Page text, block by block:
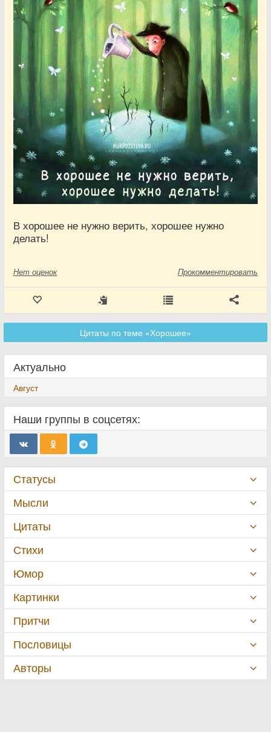
В хорошее не нужно верить, хорошее нужно
делать!
Нет оценок Прокомментировать
Цитаты по теме «Хорошее»
Актуально
Август
Наши группы в соцсетях:
Статусы
Мысли
Цитаты
Стихи
Юмор
Картинки
Притчи
Пословицы
Авторы